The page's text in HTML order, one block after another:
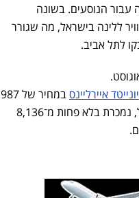
עבור הנוסעים. בשונה
ללינה בישראל, מה שגורר
לתל אביב.
יונייטד איירליינס
במחיר של 987
דולר. מנגד, הטיסה היקרה ביותר, עם עצירת ביניים ובמחלקת עסקים של אל על, נמכרת בלא פחות מ־8,136